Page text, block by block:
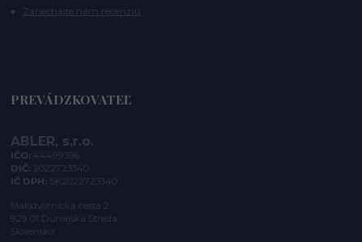
Zanechajte nám recenziu
PREVÁDZKOVATEĽ
ABLER, s.r.o.
IČO: 44499396
DIČ: 2022723340
IČ DPH: SK2022723340
Malodvornícka cesta 2
929 01 Dunajská Streda
Slovensko